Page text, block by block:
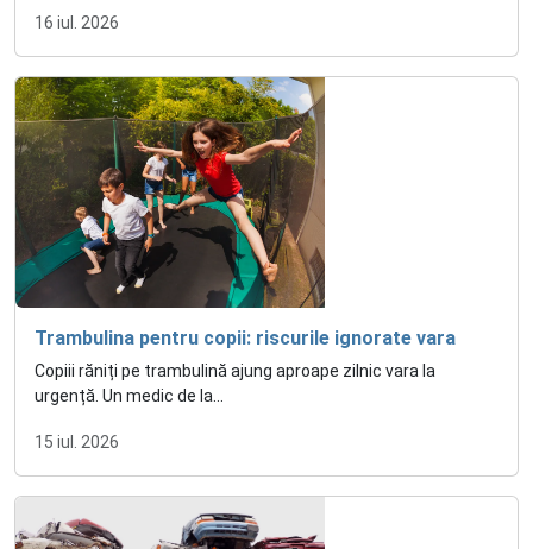
16 iul. 2026
Trambulina pentru copii: riscurile ignorate vara
Copiii răniți pe trambulină ajung aproape zilnic vara la
urgență. Un medic de la...
15 iul. 2026